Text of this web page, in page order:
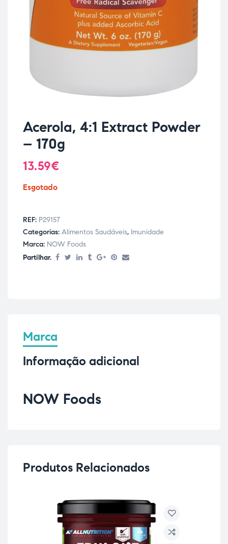
Acerola, 4:1 Extract Powder
– 170g
13.59€
Esgotado
REF: P29157
Categorias: Alimentos Saudáveis, Imunidade
Marca: NOW Foods
Partilhar.
Marca
Informação adicional
NOW Foods
Produtos Relacionados